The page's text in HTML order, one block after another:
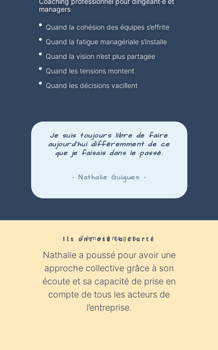
Je suis toujours libre de faire
aujourd’hui différemmentde ce
que je faisais dans le passé.
– Nathalie Guigues –
managers
Quand la cohésion des équipes s’effrite
Quand la fatigue managériale s’installe
Quand la vision n’est plus partagée
Quand les tensions montent
Quand les décisions vacillent
Témoignages
Ils ont osé la clarté​
Nathalie a poussé pour avoir une
approche collective grâce à son
écoute et sa capacité de prise en
compte de tous les acteurs de
l’entreprise.